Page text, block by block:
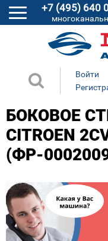
+7 (495) 640
Войти
БОКОВОЕ
CITROEN
(ФР-